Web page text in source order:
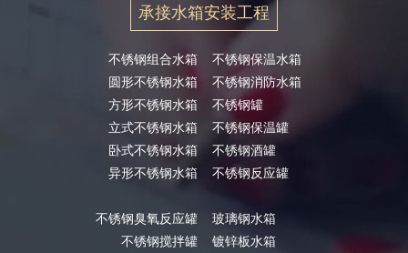
承接水箱安装工程
不锈钢组合水箱
圆形不锈钢水箱
方形不锈钢水箱
立式不锈钢水箱
卧式不锈钢水箱
异形不锈钢水箱
不锈钢臭氧反应罐
不锈钢搅拌罐
不锈钢保温水箱
不锈钢消防水箱
不锈钢罐
不锈钢保温罐
不锈钢酒罐
不锈钢反应罐
玻璃钢水箱
镀锌板水箱